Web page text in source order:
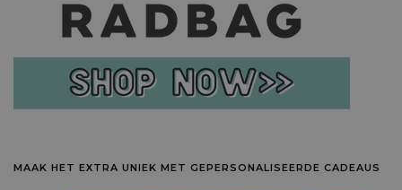
MAAK HET EXTRA UNIEK MET GEPERSONALISEERDE CADEAUS